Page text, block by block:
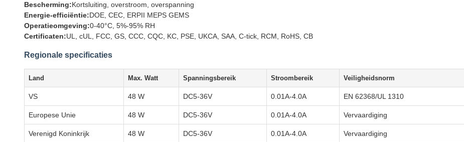
Bescherming:Kortsluiting, overstroom, overspanning
Energie-efficiëntie:DOE, CEC, ERPII MEPS GEMS
Operatieomgeving:0-40°C, 5%-95% RH
Certificaten:UL, cUL, FCC, GS, CCC, CQC, KC, PSE, UKCA, SAA, C-tick, RCM, RoHS, CB
Regionale specificaties
Land Max. Watt Spanningsbereik Stroombereik Veiligheidsnorm
VS 48 W DC5-36V 0.01A-4.0A EN 62368/UL 1310
Europese Unie 48 W DC5-36V 0.01A-4.0A Vervaardiging
Verenigd Koninkrijk 48 W DC5-36V 0.01A-4.0A Vervaardiging